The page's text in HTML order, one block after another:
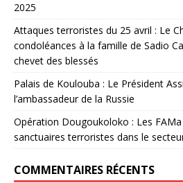
2025
Attaques terroristes du 25 avril : Le
condoléances à la famille de Sadio
chevet des blessés
Palais de Koulouba : Le Président
l’ambassadeur de la Russie
Opération Dougoukoloko : Les
sanctuaires terroristes dans le
COMMENTAIRES RÉCENTS